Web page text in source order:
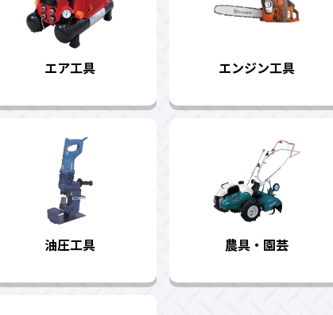
エア工具 エンジン工具
油圧工具 農具・園芸